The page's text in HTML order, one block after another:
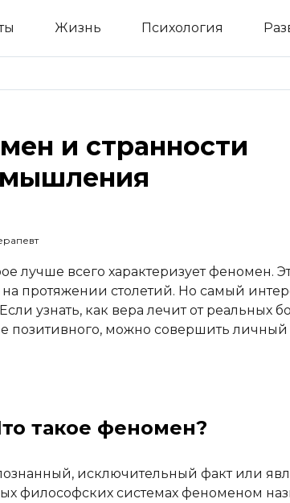
Жизнь Психология
и странности
мышления
лучше всего характеризует феномен.
протяжении столетий. Но самый
узнать, как вера лечит от реальных
позитивного, можно совершить
такое феномен?
исключительный факт или
философских системах феноменом